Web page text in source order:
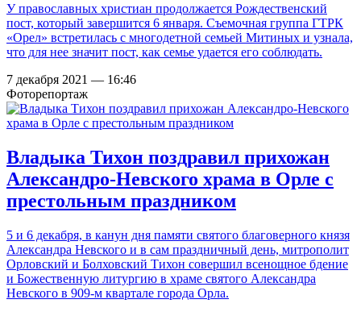
У православных христиан продолжается Рождественский
пост, который завершится 6 января. Съемочная группа ГТРК
«Орел» встретилась с многодетной семьей Митиных и узнала,
что для нее значит пост, как семье удается его соблюдать.
7 декабря 2021 — 16:46
Фоторепортаж
Владыка Тихон поздравил прихожан
Александро-Невского храма в Орле с
престольным праздником
5 и 6 декабря, в канун дня памяти святого благоверного князя
Александра Невского и в сам праздничный день, митрополит
Орловский и Болховский Тихон совершил всенощное бдение
и Божественную литургию в храме святого Александра
Невского в 909-м квартале города Орла.